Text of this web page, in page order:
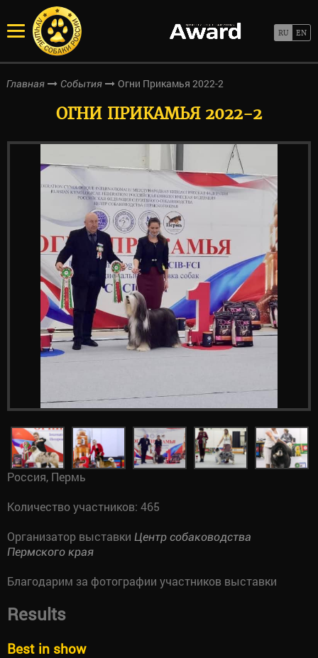
Главная События Огни Прикамья 2022-2
ОГНИ ПРИКАМЬЯ 2022-2
Россия, Пермь
Количество участников: 465
Организатор выставки Центр собаководства
Пермского края
Благодарим за фотографии участников выставки
Results
Best in show